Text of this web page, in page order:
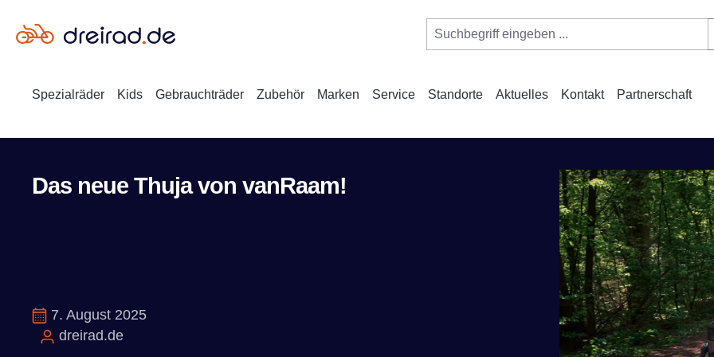
Spezialräder Kids Gebrauchträder Zubehör Marken Service Standorte Aktuelles Kontakt Partnerschaft
Das neue Thuja von vanRaam!
7. August 2025
dreirad.de